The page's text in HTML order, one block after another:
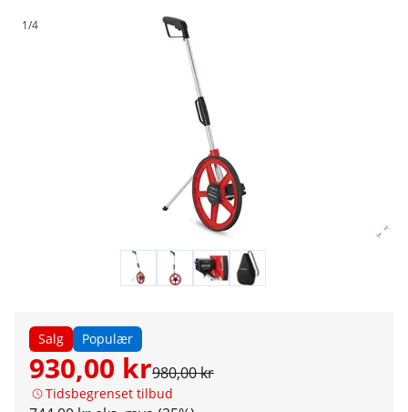
1/4
Salg Populær
930,00 kr980,00 kr
Tidsbegrenset tilbud